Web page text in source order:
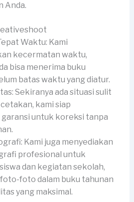
Anda.
Waktu: Kami
kecermatan waktu,
bisa menerima buku
batas waktu yang diatur.
Sekiranya ada situasi sulit
kami siap
untuk koreksi tanpa
Kami juga menyediakan
profesional untuk
dan kegiatan sekolah,
foto dalam buku tahunan
yang maksimal.